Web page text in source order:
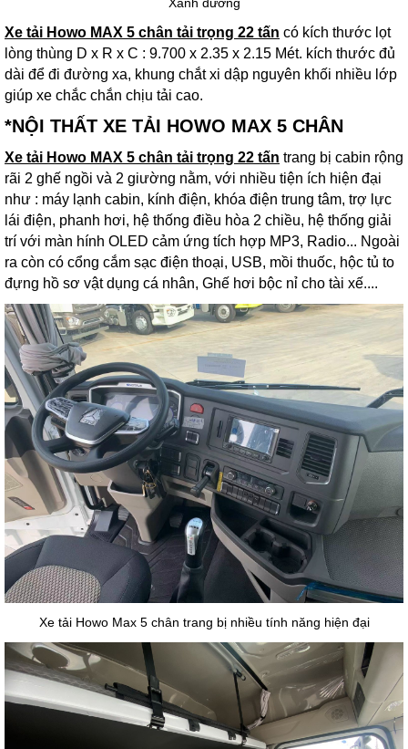
Xe tải Howo MAX 5 chân tải trọng 22 tấn có kích thước lọt
lòng thùng D x R x C : 9.700 x 2.35 x 2.15 Mét. kích thước đủ
dài để đi đường xa, khung chắt xi dập nguyên khối nhiều lớp
giúp xe chắc chắn chịu tải cao.
*NỘI THẤT XE TẢI HOWO MAX 5 CHÂN
Xe tải Howo MAX 5 chân tải trọng 22 tấn trang bị cabin rộng
rãi 2 ghế ngồi và 2 giường nằm, với nhiều tiện ích hiện đại
như : máy lạnh cabin, kính điện, khóa điện trung tâm, trợ lực
lái điện, phanh hơi, hệ thống điều hòa 2 chiều, hệ thống giải
trí với màn hính OLED cảm ứng tích hợp MP3, Radio... Ngoài
ra còn có cổng cắm sạc điện thoại, USB, mồi thuốc, hộc tủ to
đựng hồ sơ vật dụng cá nhân, Ghế hơi bộc nỉ cho tài xế....
Xe tải Howo Max 5 chân trang bị nhiều tính năng hiện đại